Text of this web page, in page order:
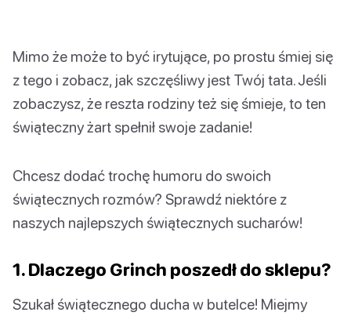
Mimo że może to być irytujące, po prostu śmiej się
z tego i zobacz, jak szczęśliwy jest Twój tata. Jeśli
zobaczysz, że reszta rodziny też się śmieje, to ten
świąteczny żart spełnił swoje zadanie!
Chcesz dodać trochę humoru do swoich
świątecznych rozmów? Sprawdź niektóre z
naszych najlepszych świątecznych sucharów!
1. Dlaczego Grinch poszedł do sklepu?
Szukał świątecznego ducha w butelce! Miejmy